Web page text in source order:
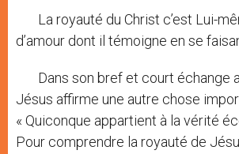
La royauté du Christ c’est Lui-
d’amour dont il témoigne en se
Dans son bref et court échange
Jésus affirme une autre chose
« Quiconque appartient à la vérité
Pour comprendre la royauté de